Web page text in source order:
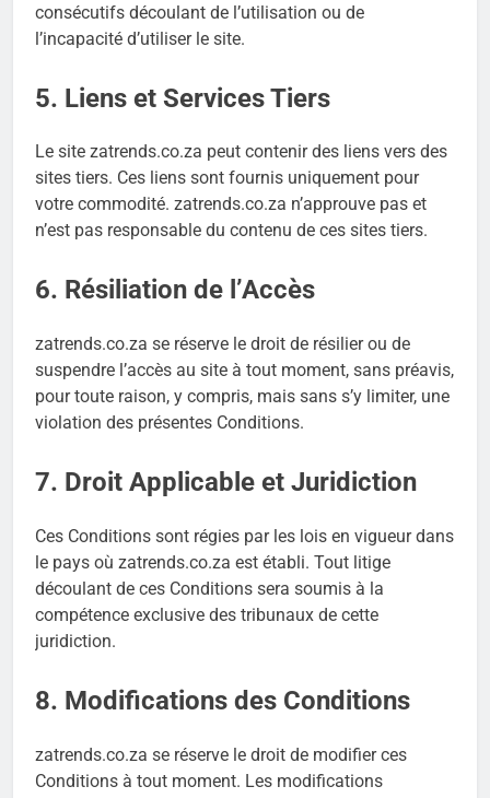
consécutifs découlant de l’utilisation ou de
l’incapacité d’utiliser le site.
5. Liens et Services Tiers
Le site zatrends.co.za peut contenir des liens vers des
sites tiers. Ces liens sont fournis uniquement pour
votre commodité. zatrends.co.za n’approuve pas et
n’est pas responsable du contenu de ces sites tiers.
6. Résiliation de l’Accès
zatrends.co.za se réserve le droit de résilier ou de
suspendre l’accès au site à tout moment, sans préavis,
pour toute raison, y compris, mais sans s’y limiter, une
violation des présentes Conditions.
7. Droit Applicable et Juridiction
Ces Conditions sont régies par les lois en vigueur dans
le pays où zatrends.co.za est établi. Tout litige
découlant de ces Conditions sera soumis à la
compétence exclusive des tribunaux de cette
juridiction.
8. Modifications des Conditions
zatrends.co.za se réserve le droit de modifier ces
Conditions à tout moment. Les modifications